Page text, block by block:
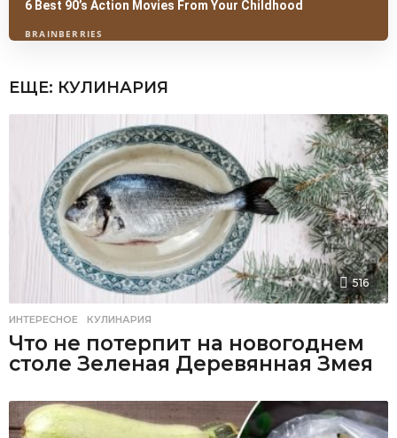
ЕЩЕ: КУЛИНАРИЯ
516
ИНТЕРЕСНОЕ ,КУЛИНАРИЯ
Что не потерпит на новогоднем
столе Зеленая Деревянная Змея